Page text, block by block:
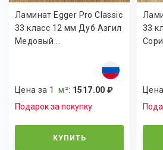
Ламинат Egger Pro Classic
33 класс 12 мм Дуб Азгил
Медовый...
Цена за 1м²: 1517.00 ₽
Подарок за покупку
КУПИТЬ
33